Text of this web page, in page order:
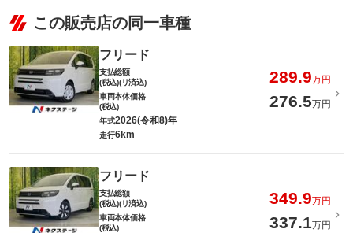
この販売店の同一車種
フリード
支払総額
(税込)(リ済込)
289.9万円
車両本体価格
(税込)
276.5万円
年式2026(令和8)年
走行6km
フリード
支払総額
(税込)(リ済込)
349.9万円
車両本体価格
(税込)
337.1万円